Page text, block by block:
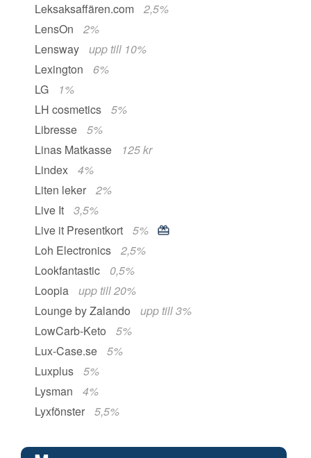
Leksaksaffären.com
2,5%
LensOn
2%
Lensway
upp till 10%
Lexington
6%
LG
1%
LH cosmetics
5%
Libresse
5%
Linas Matkasse
125 kr
Lindex
4%
Liten leker
2%
Live It
3,5%
Live it Presentkort
5%
Loh Electronics
2,5%
Lookfantastic
0,5%
Loopia
upp till 20%
Lounge by Zalando
upp till 3%
LowCarb-Keto
5%
Lux-Case.se
5%
Luxplus
5%
Lysman
4%
Lyxfönster
5,5%